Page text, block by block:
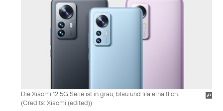
Die Xiaomi 12 5G Serie ist in grau, blau und lila erhältlich.
(Credits: Xiaomi (edited))